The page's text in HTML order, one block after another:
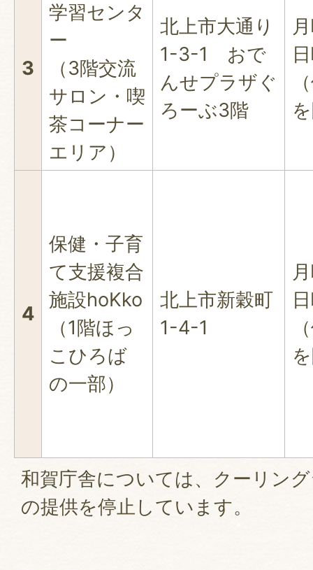
3
学習センタ
ー
（3階交流
サロン・喫
茶コーナー
エリア）
北上市大通り
1-3-1 おで
んせプラザぐ
ろーぶ3階
4
保健・子育
て支援複合
施設hoKko
（1階ほっ
こひろば
の一部）
北上市新穀町
1-4-1
和賀庁舎については、クーリン
の提供を停止しています。